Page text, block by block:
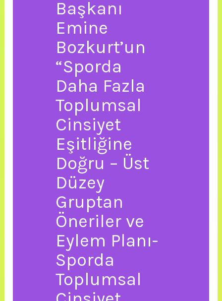
Başkanı
Emine
Bozkurt’un
“Sporda
Daha Fazla
Toplumsal
Cinsiyet
Eşitliğine
Doğru – Üst
Düzey
Gruptan
Öneriler ve
Eylem Planı-
Sporda
Toplumsal